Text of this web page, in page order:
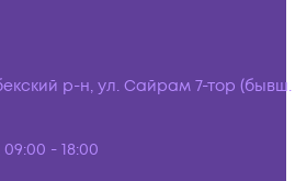
р-н, ул. Сайрам 7-тор (бывш.
09:00 - 18:00